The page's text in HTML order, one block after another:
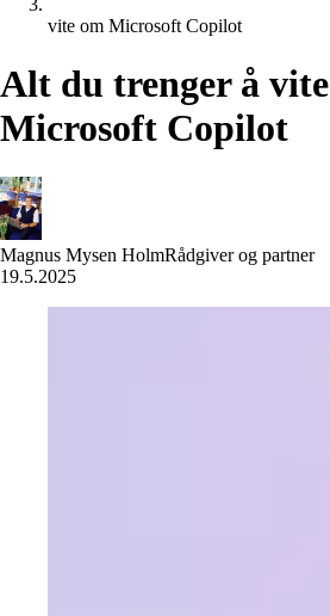
vite om Microsoft Copilot
Alt du trenger å vite
Microsoft Copilot
Magnus Mysen HolmRådgiver og partner
19.5.2025